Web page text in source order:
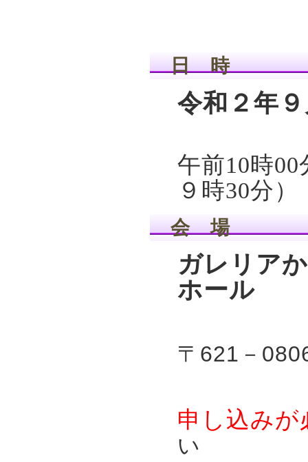
日 時
令和２年
午前10時
９時30分）
会 場
ガレリア
ホール
〒621－
申し込みが
い